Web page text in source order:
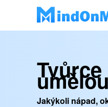
Jakýkoli nápad,